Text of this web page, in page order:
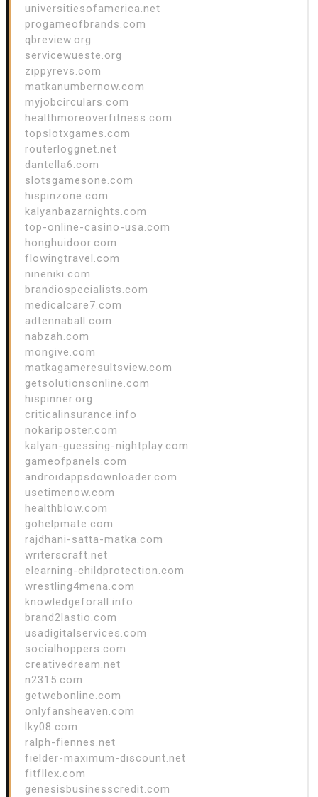
universitiesofamerica.net
progameofbrands.com
qbreview.org
servicewueste.org
zippyrevs.com
matkanumbernow.com
myjobcirculars.com
healthmoreoverfitness.com
topslotxgames.com
routerloggnet.net
dantella6.com
slotsgamesone.com
hispinzone.com
kalyanbazarnights.com
top-online-casino-usa.com
honghuidoor.com
flowingtravel.com
nineniki.com
brandiospecialists.com
medicalcare7.com
adtennaball.com
nabzah.com
mongive.com
matkagameresultsview.com
getsolutionsonline.com
hispinner.org
criticalinsurance.info
nokariposter.com
kalyan-guessing-nightplay.com
gameofpanels.com
androidappsdownloader.com
usetimenow.com
healthblow.com
gohelpmate.com
rajdhani-satta-matka.com
writerscraft.net
elearning-childprotection.com
wrestling4mena.com
knowledgeforall.info
brand2lastio.com
usadigitalservices.com
socialhoppers.com
creativedream.net
n2315.com
getwebonline.com
onlyfansheaven.com
lky08.com
ralph-fiennes.net
fielder-maximum-discount.net
fitfllex.com
genesisbusinesscredit.com